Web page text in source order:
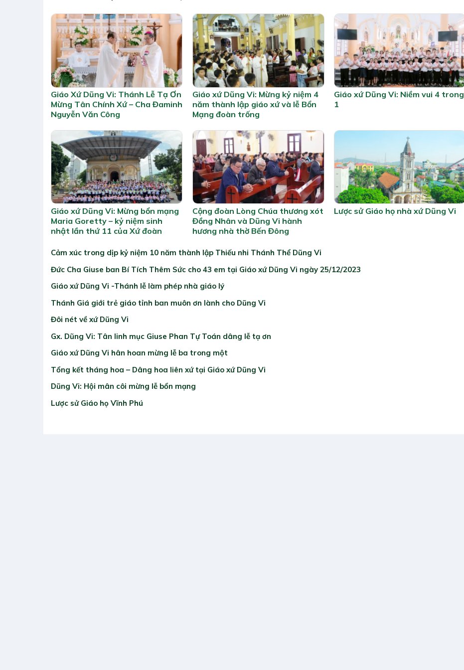
Giáo Xứ Dũng Vi: Thánh Lễ Tạ Ơn
Mừng Tân Chính Xứ – Cha Đaminh
Nguyễn Văn Công
Giáo xứ Dũng Vi: Mừng kỷ niệm 4
năm thành lập giáo xứ và lễ Bổn
Mạng đoàn trống
Giáo xứ Dũng Vi: Niềm vui 4 trong
1
Giáo xứ Dũng Vi: Mừng bổn mạng
Maria Goretty – kỷ niệm sinh
nhật lần thứ 11 của Xứ đoàn
Cộng đoàn Lòng Chúa thương xót
Đồng Nhân và Dũng Vi hành
hương nhà thờ Bến Đông
Lược sử Giáo họ nhà xứ Dũng Vi
Cảm xúc trong dịp kỷ niệm 10 năm thành lập Thiếu nhi Thánh Thể Dũng Vi
Đức Cha Giuse ban Bí Tích Thêm Sức cho 43 em tại Giáo xứ Dũng Vi ngày 25/12/2023
Giáo xứ Dũng Vi -Thánh lễ làm phép nhà giáo lý
Thánh Giá giới trẻ giáo tỉnh ban muôn ơn lành cho Dũng Vi
Đôi nét về xứ Dũng Vi
Gx. Dũng Vi: Tân linh mục Giuse Phan Tự Toán dâng lễ tạ ơn
Giáo xứ Dũng Vi hân hoan mừng lễ ba trong một
Tổng kết tháng hoa – Dâng hoa liên xứ tại Giáo xứ Dũng Vi
Dũng Vi: Hội mân côi mừng lễ bổn mạng
Lược sử Giáo họ Vĩnh Phú